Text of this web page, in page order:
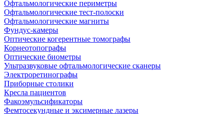
Офтальмологические периметры
Офтальмологические тест-полоски
Офтальмологические магниты
Фундус-камеры
Оптические когерентные томографы
Корнеотопографы
Оптические биометры
Ультразвуковые офтальмологические сканеры
Электроретинографы
Приборные столики
Кресла пациентов
Факоэмульсификаторы
Фемтосекундные и эксимерные лазеры